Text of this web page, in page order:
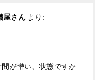
屋さん より:
が憎い、状態ですか